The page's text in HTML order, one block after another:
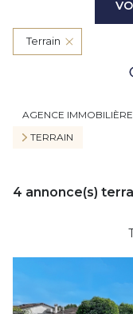
Terrain
AGENCE
TERRAIN
4 annonce(s)